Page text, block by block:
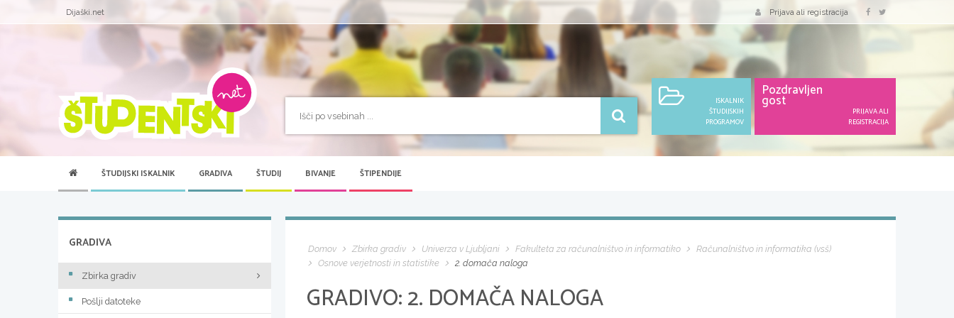
Dijaški.net Prijava ali registracija
ISKALNIK
ŠTUDIJSKIH
PROGRAMOV
Pozdravljen
gost
PRIJAVA ALI
REGISTRACIJA
ŠTUDIJSKI ISKALNIK GRADIVA ŠTUDIJ BIVANJE ŠTIPENDIJE
Domov Zbirka gradiv Univerza v Ljubljani Fakulteta za računalništvo in informatiko
Računalništvo in informatika (vsš)
Osnove verjetnosti in statistike
2. domača naloga
GRADIVO:2. DOMAČA NALOGA
GRADIVA
Zbirka gradiv
Pošlji datoteke